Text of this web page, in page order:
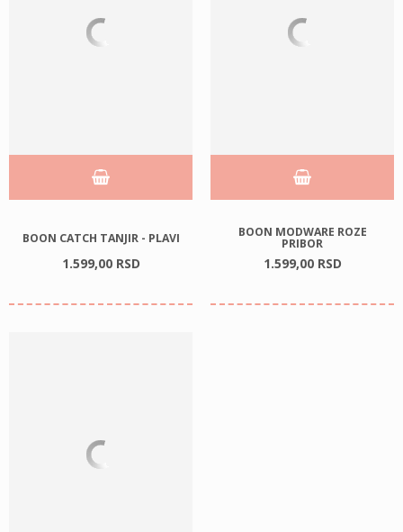
BOON CATCH TANJIR - PLAVI
1.599,00 RSD
BOON MODWARE ROZE
PRIBOR
1.599,00 RSD